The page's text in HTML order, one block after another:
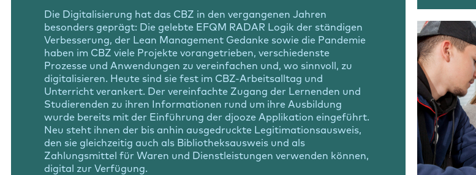
Die Digitalisierung hat das CBZ in den vergangenen Jahren
besonders geprägt: Die gelebte EFQM RADAR Logik der ständigen
Verbesserung, der Lean Management Gedanke sowie die Pandemie
haben im CBZ viele Projekte vorangetrieben, verschiedenste
Prozesse und Anwendungen zu vereinfachen und, wo sinnvoll, zu
digitalisieren. Heute sind sie fest im CBZ-Arbeitsalltag und
Unterricht verankert. Der vereinfachte Zugang der Lernenden und
Studierenden zu ihren Informationen rund um ihre Ausbildung
wurde bereits mit der Einführung der djooze Applikation eingeführt.
Neu steht ihnen der bis anhin ausgedruckte Legitimationsausweis,
den sie gleichzeitig auch als Bibliotheksausweis und als
Zahlungsmittel für Waren und Dienstleistungen verwenden können,
digital zur Verfügung.